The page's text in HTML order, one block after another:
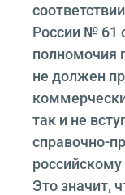
России № 61
полномочия
не должен
так и не
справочно-
российскому
Это значит,